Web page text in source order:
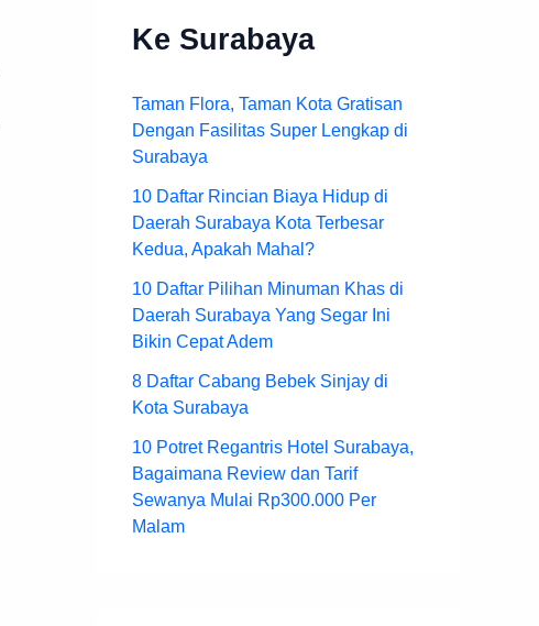
Ke Surabaya
Taman Flora, Taman Kota Gratisan
Dengan Fasilitas Super Lengkap di
Surabaya
10 Daftar Rincian Biaya Hidup di
Daerah Surabaya Kota Terbesar
Kedua, Apakah Mahal?
10 Daftar Pilihan Minuman Khas di
Daerah Surabaya Yang Segar Ini
Bikin Cepat Adem
8 Daftar Cabang Bebek Sinjay di
Kota Surabaya
10 Potret Regantris Hotel Surabaya,
Bagaimana Review dan Tarif
Sewanya Mulai Rp300.000 Per
Malam